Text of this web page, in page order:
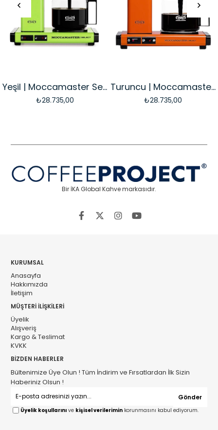
Yeşil | Moccamaster Select Filtre Kahve Makinesi Cam Potlu Turuncu | Moccamaster Select Filtre Kahve Makinesi Cam Potlu
Bir İKA Global Kahve markasıdır.
KURUMSAL
Anasayfa
Hakkımızda
İletişim
MÜŞTERİ İLİŞKİLERİ
Üyelik
Alışveriş
Kargo & Teslimat
KVKK
BİZDEN HABERLER
Bültenimize Üye Olun ! Tüm İndirim ve Fırsatlardan İlk Sizin
Haberiniz Olsun !
Gönder
Üyelik koşullarını ve kişisel verilerimin korunmasını kabul ediyorum.